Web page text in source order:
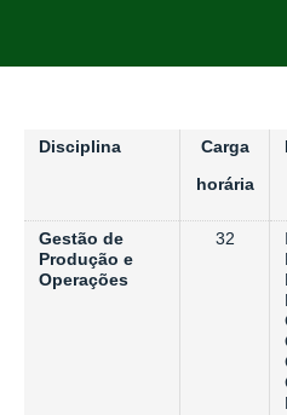
Disciplina
Carga
horária
Gestão de
Produção e
Operações
32